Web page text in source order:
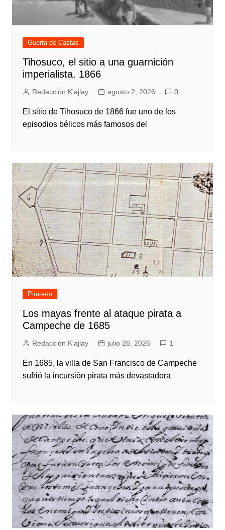
Guerra de Castas
Tihosuco, el sitio a una guarnición
imperialista. 1866
Redacción K'ajlay agosto 2, 2026 0
El sitio de Tihosuco de 1866 fue uno de los
episodios bélicos más famosos del
Piratería
Los mayas frente al ataque pirata a
Campeche de 1685
Redacción K'ajlay julio 26, 2026 1
En 1685, la villa de San Francisco de Campeche
sufrió la incursión pirata más devastadora